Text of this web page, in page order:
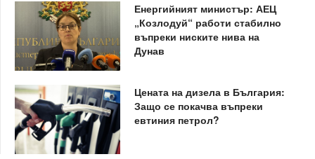
Енергийният министър: АЕЦ
„Козлодуй“ работи стабилно
въпреки ниските нива на
Дунав
Цената на дизела в България:
Защо се покачва въпреки
евтиния петрол?